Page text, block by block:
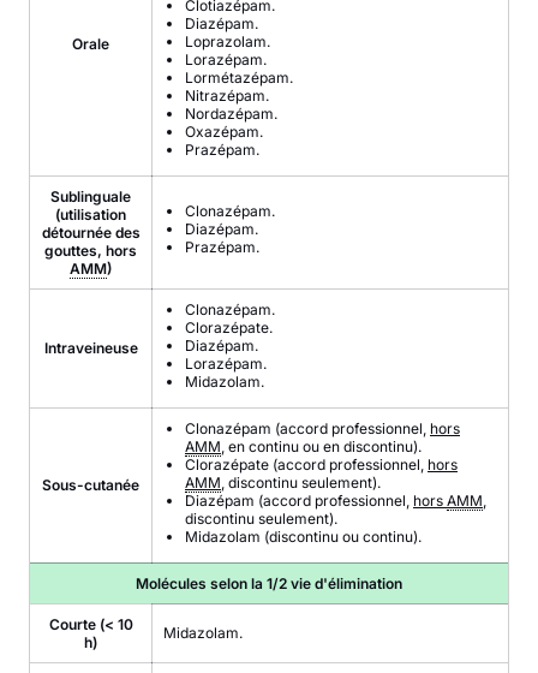
Orale
Clotiazépam.
Diazépam.
Loprazolam.
Lorazépam.
Lormétazépam.
Nitrazépam.
Nordazépam.
Oxazépam.
Prazépam.
Sublinguale
(utilisation
détournée des
gouttes, hors
AMM)
Clonazépam.
Diazépam.
Prazépam.
Intraveineuse
Clonazépam.
Clorazépate.
Diazépam.
Lorazépam.
Midazolam.
Sous-cutanée
Clonazépam (accord professionnel, hors
AMM, en continu ou en discontinu).
Clorazépate (accord professionnel, hors
AMM, discontinu seulement).
Diazépam (accord professionnel, hors AMM,
discontinu seulement).
Midazolam (discontinu ou continu).
Molécules selon la 1/2 vie d'élimination
Courte (< 10
h)
Midazolam.